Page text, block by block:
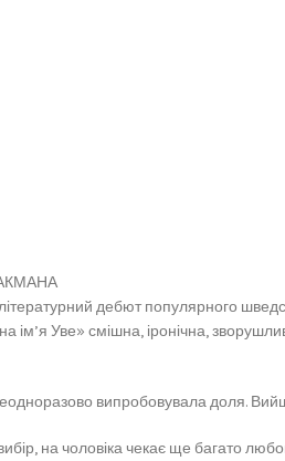
дебют популярного
ім’я Уве» смішна, іронічна,
випробовувала доля.
на чоловіка чекає ще багато